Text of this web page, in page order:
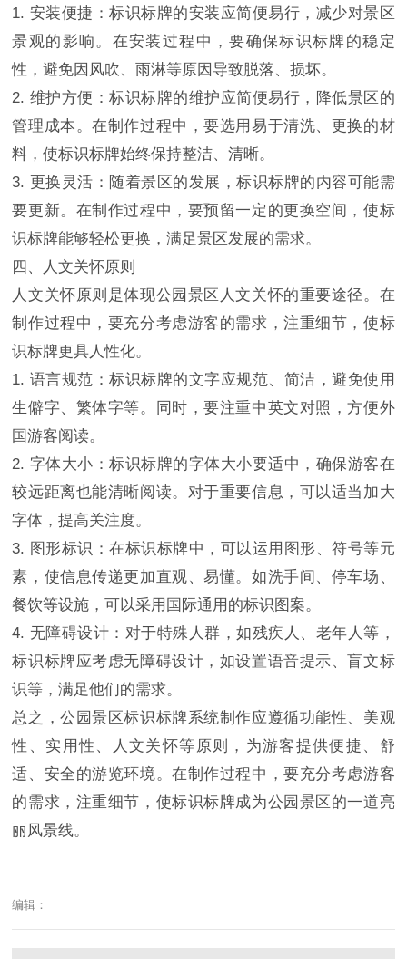
1. 安装便捷：标识标牌的安装应简便易行，减少对景区
景观的影响。在安装过程中，要确保标识标牌的稳定
性，避免因风吹、雨淋等原因导致脱落、损坏。
2. 维护方便：标识标牌的维护应简便易行，降低景区的
管理成本。在制作过程中，要选用易于清洗、更换的材
料，使标识标牌始终保持整洁、清晰。
3. 更换灵活：随着景区的发展，标识标牌的内容可能需
要更新。在制作过程中，要预留一定的更换空间，使标
识标牌能够轻松更换，满足景区发展的需求。
四、人文关怀原则
人文关怀原则是体现公园景区人文关怀的重要途径。在
制作过程中，要充分考虑游客的需求，注重细节，使标
识标牌更具人性化。
1. 语言规范：标识标牌的文字应规范、简洁，避免使用
生僻字、繁体字等。同时，要注重中英文对照，方便外
国游客阅读。
2. 字体大小：标识标牌的字体大小要适中，确保游客在
较远距离也能清晰阅读。对于重要信息，可以适当加大
字体，提高关注度。
3. 图形标识：在标识标牌中，可以运用图形、符号等元
素，使信息传递更加直观、易懂。如洗手间、停车场、
餐饮等设施，可以采用国际通用的标识图案。
4. 无障碍设计：对于特殊人群，如残疾人、老年人等，
标识标牌应考虑无障碍设计，如设置语音提示、盲文标
识等，满足他们的需求。
总之，公园景区标识标牌系统制作应遵循功能性、美观
性、实用性、人文关怀等原则，为游客提供便捷、舒
适、安全的游览环境。在制作过程中，要充分考虑游客
的需求，注重细节，使标识标牌成为公园景区的一道亮
丽风景线。
编辑：